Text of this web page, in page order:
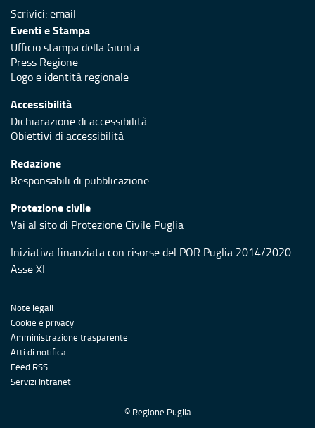
Scrivici:email
Eventi e Stampa
Ufficio stampa della Giunta
Press Regione
Logo e identità regionale
Accessibilità
Dichiarazione di accessibilità
Obiettivi di accessibilità
Redazione
Responsabili di pubblicazione
Protezione civile
Vai al sito di Protezione Civile Puglia
Iniziativa finanziata con risorse del POR Puglia 2014/2020 -
Asse XI
Note legali
Cookie e privacy
Amministrazione trasparente
Atti di notifica
Feed RSS
Servizi Intranet
© Regione Puglia